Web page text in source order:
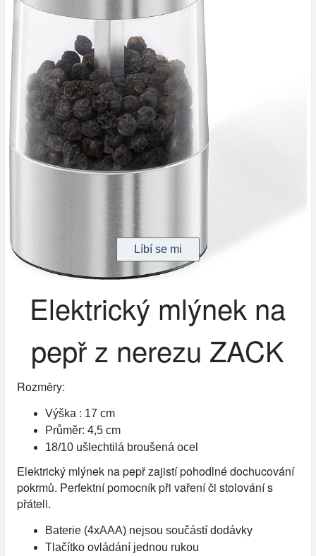
Elektrický mlýnek na
pepř z nerezu ZACK
Rozměry:
Výška : 17 cm
Průměr: 4,5 cm
18/10 ušlechtilá broušená ocel
Elektrický mlýnek na pepř zajistí pohodlné dochucování
pokrmů. Perfektní pomocník při vaření či stolování s
přáteli.
Baterie (4xAAA) nejsou součástí dodávky
Tlačítko ovládání jednou rukou